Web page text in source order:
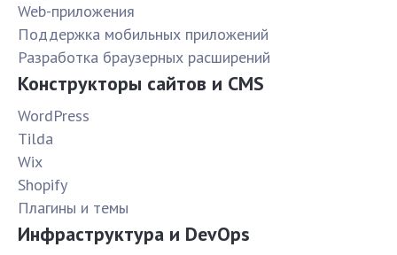
Web-приложения
Поддержка мобильных приложений
Разработка браузерных расширений
Конструкторы сайтов и CMS
WordPress
Tilda
Wix
Shopify
Плагины и темы
Инфраструктура и DevOps